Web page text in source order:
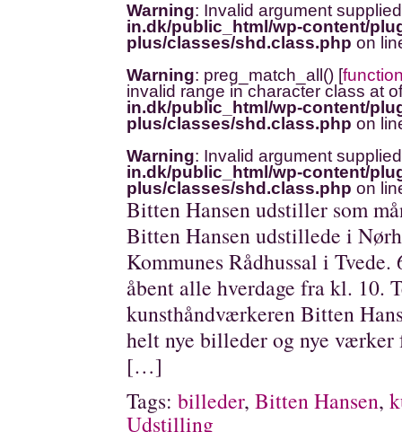
Warning: Invalid argument
in.dk/public_html/wp-content/
plus/classes/shd.class.php on
Warning: preg_match_all() [
invalid range in character class at
in.dk/public_html/wp-content/
plus/classes/shd.class.php on
Warning: Invalid argument
in.dk/public_html/wp-content/
plus/classes/shd.class.php on
Bitten Hansen udstiller som
Bitten Hansen udstillede i
Kommunes Rådhussal i
åbent alle hverdage fra kl. 10.
kunsthåndværkeren Bitten
helt nye billeder og nye
[…]
Tags: billeder, Bitten Hansen,
Udstilling